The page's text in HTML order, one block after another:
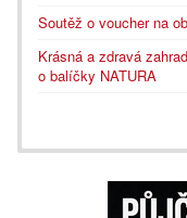
Soutěž o voucher na
Krásná a zdravá
o balíčky NATURA